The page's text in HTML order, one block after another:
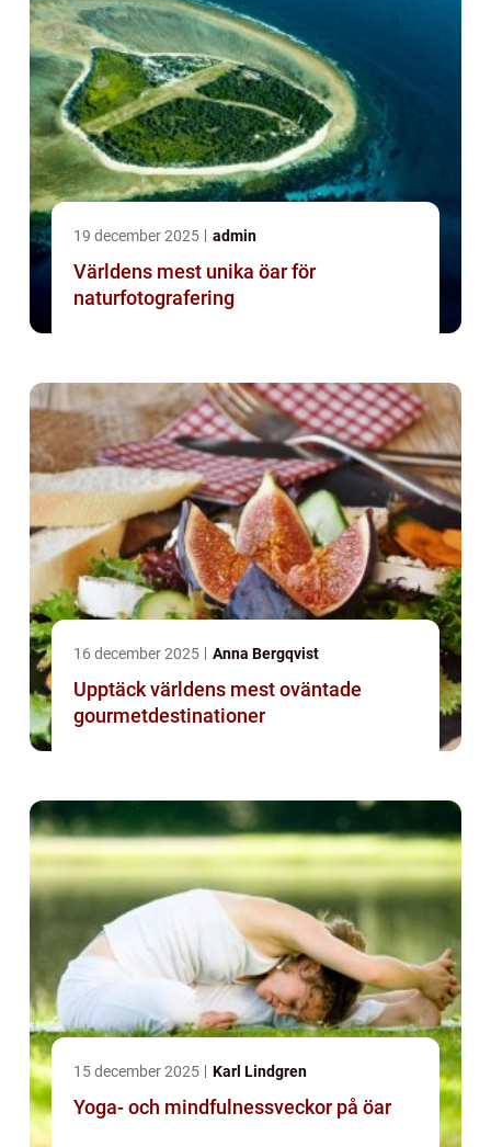
19 december 2025 admin
Världens mest unika öar för
naturfotografering
16 december 2025 Anna Bergqvist
Upptäck världens mest oväntade
gourmetdestinationer
15 december 2025 Karl Lindgren
Yoga- och mindfulnessveckor på öar